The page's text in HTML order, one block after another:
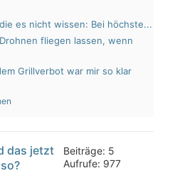
es nicht wissen: Bei höchste...
fliegen lassen, wenn
Grillverbot war mir so klar
das jetzt
Beiträge: 5
Aufrufe: 977